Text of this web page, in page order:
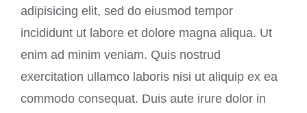
adipisicing elit, sed do eiusmod tempor
incididunt ut labore et dolore magna aliqua. Ut
enim ad minim veniam. Quis nostrud
exercitation ullamco laboris nisi ut aliquip ex ea
commodo consequat. Duis aute irure dolor in